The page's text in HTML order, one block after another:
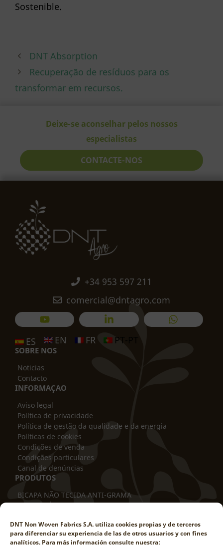
DNT Non Woven Fabrics S.A. utiliza cookies propias y de terceros
para diferenciar su experiencia de las de otros usuarios y con fines
analíticos. Para más información consulte nuestra:
Sostenible.
DNT Absorption
Recuperação de resíduos para os
transformar em recursos.
Deixe-se aconselhar pelos nossos
especialistas
CONTACTE-NOS
+34 953 597 211
comercial@dntagro.com
ES EN FR PT-PT
SOBRE NOS
Noticias
Contacto
INFORMAÇAO
Aviso legal
Política de privacidade
Política de gestão da qualidade e da energia
Políticas de cookies
Condições de venda
Condições particulares
Canal de denúncias
PRODUTOS
BICAPA NÃO TECIDA ANTI-GRAMA
MANTA TÉRMICA
PROTETOR DE TRONCO
PROTEÇÃO CONTRA HASTES